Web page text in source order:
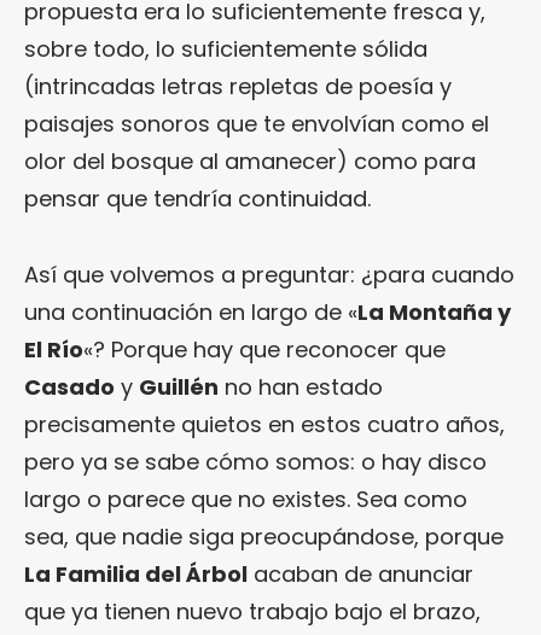
propuesta era lo suficientemente fresca y,
sobre todo, lo suficientemente sólida
(intrincadas letras repletas de poesía y
paisajes sonoros que te envolvían como el
olor del bosque al amanecer) como para
pensar que tendría continuidad.
Así que volvemos a preguntar: ¿para cuando
una continuación en largo de «La Montaña y
El Río«? Porque hay que reconocer que
Casado y Guillén no han estado
precisamente quietos en estos cuatro años,
pero ya se sabe cómo somos: o hay disco
largo o parece que no existes. Sea como
sea, que nadie siga preocupándose, porque
La Familia del Árbol acaban de anunciar
que ya tienen nuevo trabajo bajo el brazo,